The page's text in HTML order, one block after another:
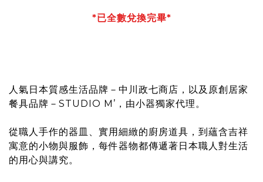
*已全數兌換完畢*
人氣日本質感生活品牌－中川政七商店，以及原創居家
餐具品牌－STUDIO M’，由小器獨家代理。
從職人手作的器皿、實用細緻的廚房道具，到蘊含吉祥
寓意的小物與服飾，每件器物都傳遞著日本職人對生活
的用心與講究。